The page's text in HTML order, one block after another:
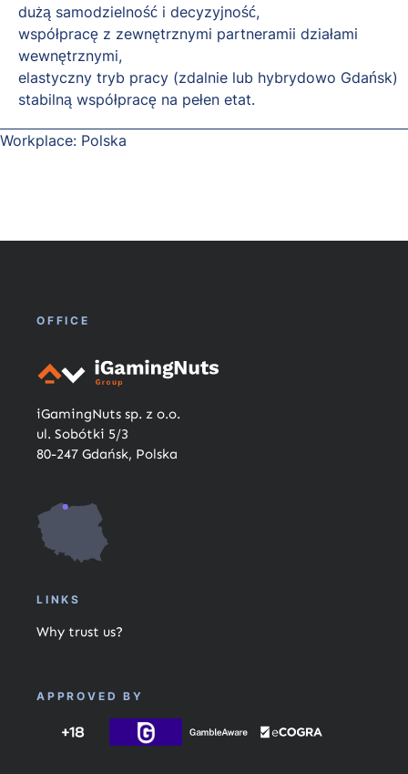
dużą samodzielność i decyzyjność,
współpracę z zewnętrznymi partneramii działami
wewnętrznymi,
elastyczny tryb pracy (zdalnie lub hybrydowo Gdańsk)
stabilną współpracę na pełen etat.
Workplace: Polska
OFFICE
iGamingNuts sp. z o.o.
ul. Sobótki 5/3
80-247 Gdańsk, Polska
LINKS
Why trust us?
APPROVED BY